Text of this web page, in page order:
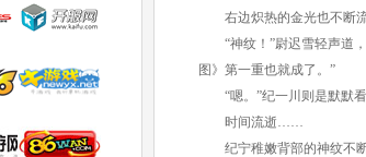
右边炽热的金光也不断流
“神纹！”尉迟雪轻声道，
图》第一重也就成了。”
“嗯。”纪一川则是默默看
时间流逝……
纪宁稚嫩背部的神纹不断